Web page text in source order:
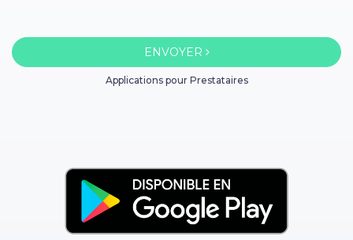
ENVOYER
Applications pour Prestataires